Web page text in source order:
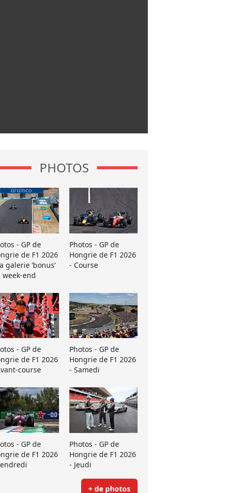
PHOTOS
- GP de
de F1 2026
galerie ’bonus’
week-end
Photos - GP de
Hongrie de F1 2026
- Course
- GP de
de F1 2026
course
Photos - GP de
Hongrie de F1 2026
- Samedi
- GP de
de F1 2026
Photos - GP de
Hongrie de F1 2026
- Jeudi
+ de photos